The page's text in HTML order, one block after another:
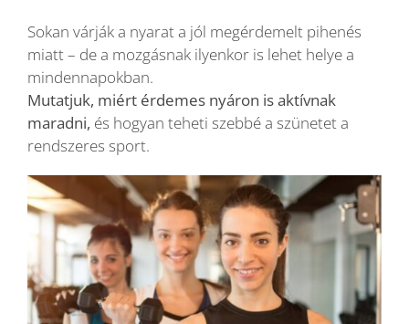
Wellness
Rólunk
Karrier
Sokan várják a nyarat a jól megérdemelt pihenés
miatt – de a mozgásnak ilyenkor is lehet helye a
mindennapokban.
Mutatjuk, miért érdemes nyáron is aktívnak
maradni, és hogyan teheti szebbé a szünetet a
rendszeres sport.